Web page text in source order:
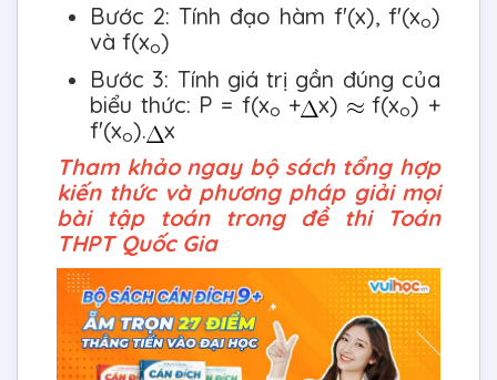
Bước 2: Tính đạo hàm f'(x), f'(xo)
và f(xo)
Bước 3: Tính giá trị gần đúng của
biểu thức: P = f(xo + x) f(xo) +
f'(xo).
x
Tham khảo ngay bộ sách tổng hợp
kiến thức và phương pháp giải mọi
bài tập toán trong đề thi Toán
THPT Quốc Gia